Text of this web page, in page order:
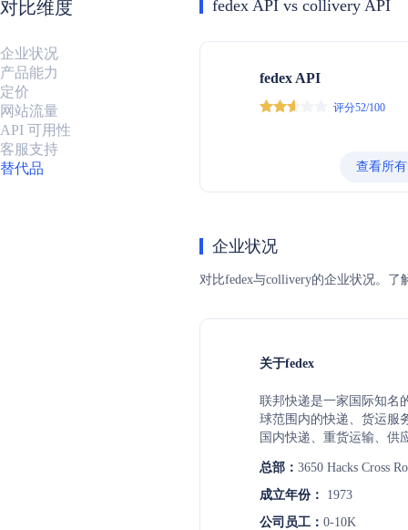
对比维度
企业状况
产品能力
定价
网站流量
API 可用性
客服支持
替代品
fedex API vs collivery API
fedex API
评分52/100
查看所
企业状况
对比fedex与collivery的企业状况。
关于fedex
联邦快递是一家国际知名
球范围内的快递、货运服
国内快递、重货运输、供
总部： 3650 Hacks Cross
成立年份：
1973
公司员工： 0-10K